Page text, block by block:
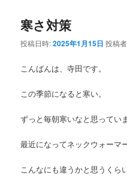
寒さ対策
投稿日時:2025年1月15日 投稿
こんばんは、寺田です。
この季節になると寒い。
ずっと毎朝寒いなと思ってい
最近になってネックウォーマ
こんなにも違うかと思うくら